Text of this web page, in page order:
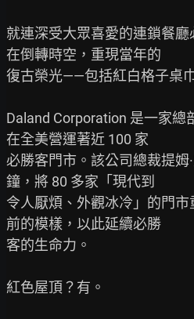
就連深受大眾喜愛的連鎖餐
在倒轉時空，重現當年的
復古榮光——包括紅白格子桌
Daland Corporation 是一家總
在全美營運著近 100 家
必勝客門市。該公司總裁提姆
鐘，將 80 多家「現代到
令人厭煩、外觀冰冷」的門
前的模樣，以此延續必勝
客的生命力。
紅色屋頂？有。